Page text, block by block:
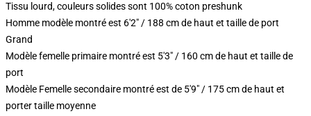
Tissu lourd, couleurs solides sont 100% coton preshunk
Homme modèle montré est 6'2" / 188 cm de haut et taille de port
Grand
Modèle femelle primaire montré est 5'3" / 160 cm de haut et taille de
port
Modèle Femelle secondaire montré est de 5'9" / 175 cm de haut et
porter taille moyenne